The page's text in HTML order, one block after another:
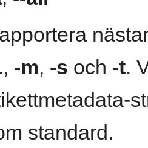
, -m, -s och -t.
standard.